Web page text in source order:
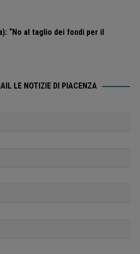
“No al taglio dei fondi per il
LE NOTIZIE DI PIACENZA